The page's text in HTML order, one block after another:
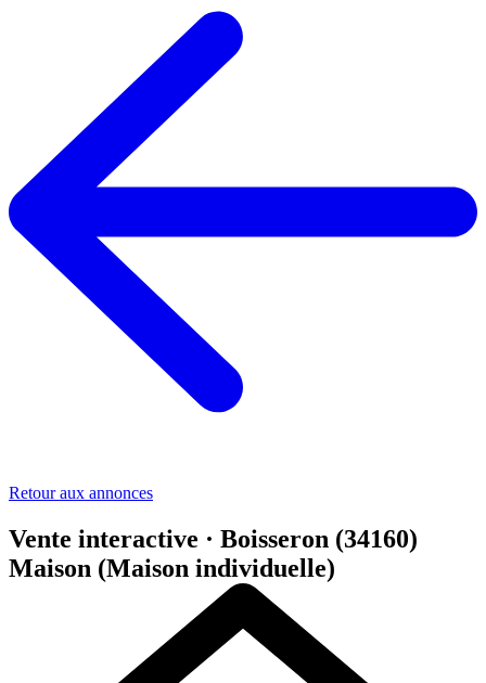
Retour aux annonces
Vente interactive · Boisseron (34160)
Maison (Maison individuelle)